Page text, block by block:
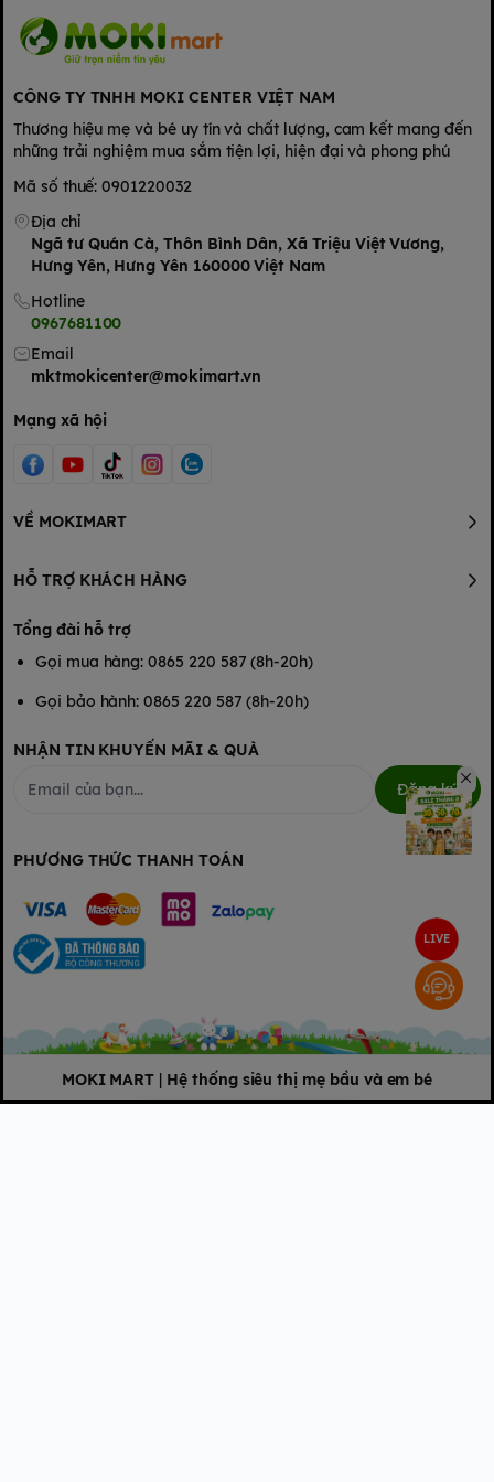
CÔNG TY TNHH MOKI CENTER VIỆT NAM
Thương hiệu mẹ và bé uy tín và chất lượng, cam kết mang đến
những trải nghiệm mua sắm tiện lợi, hiện đại và phong phú
Mã số thuế: 0901220032
Địa chỉ
Ngã tư Quán Cà, Thôn Bình Dân, Xã Triệu Việt Vương,
Hưng Yên, Hưng Yên 160000 Việt Nam
Hotline
0967681100
Email
mktmokicenter@mokimart.vn
Mạng xã hội
VỀ MOKIMART
HỖ TRỢ KHÁCH HÀNG
Tổng đài hỗ trợ
Gọi mua hàng: 0865 220 587 (8h-20h)
Gọi bảo hành: 0865 220 587 (8h-20h)
NHẬN TIN KHUYẾN MÃI & QUÀ
Đăng ký
PHƯƠNG THỨC THANH TOÁN
MOKI MART Hệ thống siêu thị mẹ bầu và em bé
LIVE